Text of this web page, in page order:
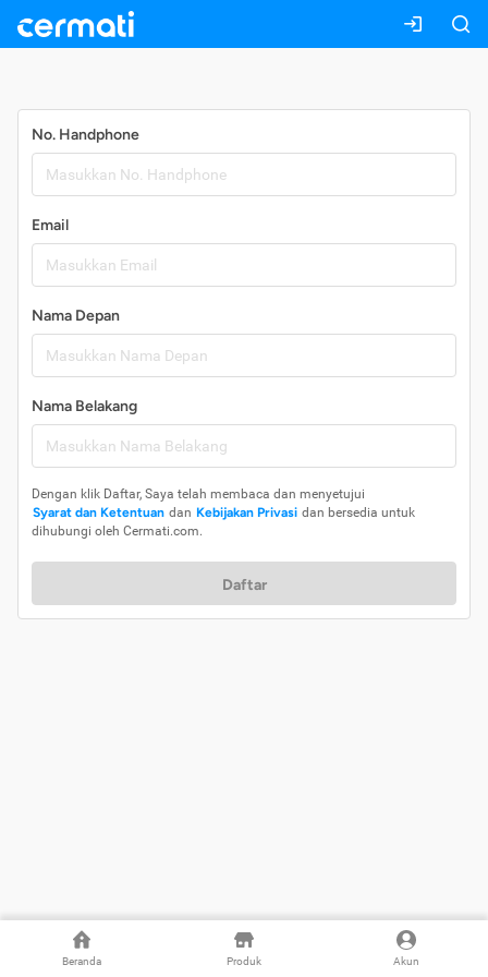
Beranda Produk Akun
No. Handphone
Email
Nama Depan
Nama Belakang
Dengan klik Daftar, Saya telah membaca dan menyetujui
Syarat dan Ketentuan dan Kebijakan Privasi dan bersedia untuk
dihubungi oleh Cermati.com.
Daftar